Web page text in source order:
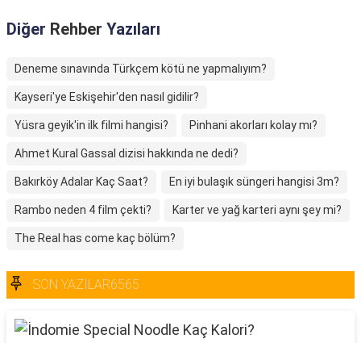
Diğer Rehber Yazıları
Deneme sınavında Türkçem kötü ne yapmalıyım?
Kayseri'ye Eskişehir'den nasıl gidilir?
Yüsra geyik'in ilk filmi hangisi? Pinhani akorları kolay mı?
Ahmet Kural Gassal dizisi hakkında ne dedi?
Bakırköy Adalar Kaç Saat? En iyi bulaşık süngeri hangisi 3m?
Rambo neden 4 film çekti? Karter ve yağ karteri aynı şey mi?
The Real has come kaç bölüm?
SON YAZILAR6565